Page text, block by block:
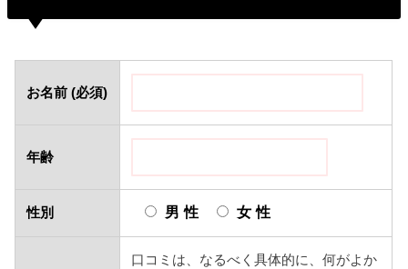
お名前 (必須)
年齢
性別 男性 女性
口コミは、なるべく具体的に、何がよか